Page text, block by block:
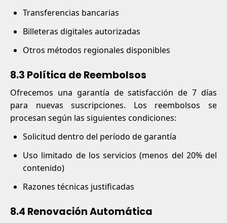
Transferencias bancarias
Billeteras digitales autorizadas
Otros métodos regionales disponibles
8.3 Política de Reembolsos
Ofrecemos una garantía de satisfacción de 7 días
para nuevas suscripciones. Los reembolsos se
procesan según las siguientes condiciones:
Solicitud dentro del período de garantía
Uso limitado de los servicios (menos del 20% del
contenido)
Razones técnicas justificadas
8.4 Renovación Automática